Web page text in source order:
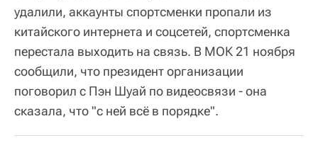
удалили, аккаунты спортсменки пропали из
китайского интернета и соцсетей, спортсменка
перестала выходить на связь. В МОК 21 ноября
сообщили, что президент организации
поговорил с Пэн Шуай по видеосвязи - она
сказала, что "с ней всё в порядке".